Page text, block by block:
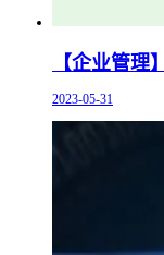
【企业管理
2023-05-31